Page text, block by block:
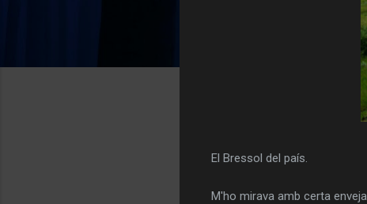
El Bressol del país.
M'ho mirava amb certa enveja.